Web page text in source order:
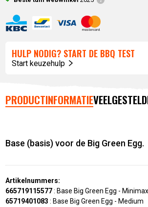
HULP NODIG? START DE BBQ TEST
Start keuzehulp
PRODUCTINFORMATIE
Base (basis) voor de Big Green Egg.
Artikelnummers:
665719115577: Base Big Green Egg - Minimax
65719401083 : Base Big Green Egg - Medium